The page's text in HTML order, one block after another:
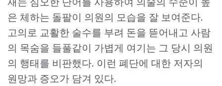
은 체하는 돌팔이 의원의 모습을 잘 보여준다.
고의로 교활한 술수를 부려 돈을 뜯어내고 사람
의 목숨을 들풀같이 가볍게 여기는 그 당시 의원
의 행태를 비판했다. 이런 폐단에 대한 저자의
원망과 증오가 담겨 있다.